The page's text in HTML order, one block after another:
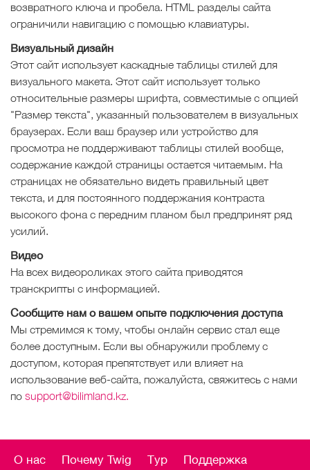
возвратного ключа и пробела. HTML разделы сайта
ограничили навигацию с помощью клавиатуры.
Визуальный дизайн
Этот сайт использует каскадные таблицы стилей для
визуального макета. Этот сайт использует только
относительные размеры шрифта, совместимые с опцией
"Размер текста", указанный пользователем в визуальных
браузерах. Если ваш браузер или устройство для
просмотра не поддерживают таблицы стилей вообще,
содержание каждой страницы остается читаемым. На
страницах не обязательно видеть правильный цвет
текста, и для постоянного поддержания контраста
высокого фона с передним планом был предпринят ряд
усилий.
Видео
На всех видеороликах этого сайта приводятся
транскрипты с информацией.
Сообщите нам о вашем опыте подключения доступа
Мы стремимся к тому, чтобы онлайн сервис стал еще
более доступным. Если вы обнаружили проблему с
доступом, которая препятствует или влияет на
использование веб-сайта, пожалуйста, свяжитесь с нами
по support@bilimland.kz.
О нас Почему Twig Тур Поддержка